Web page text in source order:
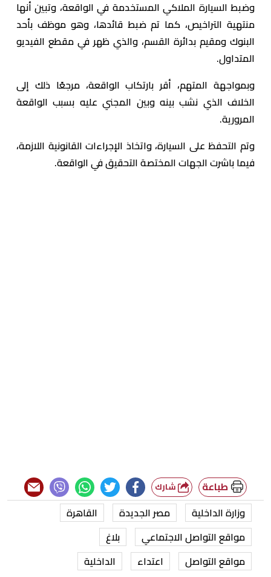
وضبط السيارة الملاكي المستخدمة في الواقعة، وتبين أنها
منتهية التراخيص، كما تم ضبط قائدها، وهو موظف بأحد
البنوك ومقيم بدائرة القسم، والذي ظهر في مقطع الفيديو
المتداول.
وبمواجهة المتهم، أقر بارتكاب الواقعة، مرجعًا ذلك إلى
الخلاف الذي نشب بينه وبين المجني عليه بسبب الواقعة
المرورية.
وتم التحفظ على السيارة، واتخاذ الإجراءات القانونية اللازمة،
فيما باشرت الجهات المختصة التحقيق في الواقعة.
طباعة
وزارة الداخلية مصر الجديدة
القاهرة
مواقع التواصل الاجتماعي
بلاغ
مواقع التواصل
اعتداء الداخلية